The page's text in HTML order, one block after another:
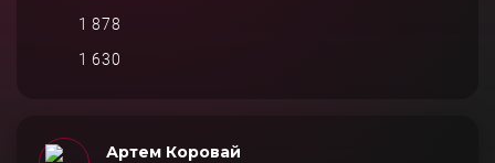
1 878
1 630
Артем Коровай